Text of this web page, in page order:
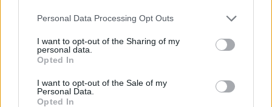
Please note that this website/app uses one or more Google
not limited to your visit or usage behaviour. You may click to
grant or deny consent to Google and its third-party tags to
use your data for below specified purposes in below Google
consent section.
Personal Data Processing Opt Outs
I want to opt-out of the Sharing of my
personal data.
Opted In
I want to opt-out of the Sale of my
Personal Data.
Opted In
luvulla:
MM-2001, Lahti:
Suomi hylättiin dopingin takia. Suomi sijoittui
viestissä hopealle joukkueella Virpi Kuitunen,
Milla Jauho, Kaisa Varis, Pirjo Manninen.